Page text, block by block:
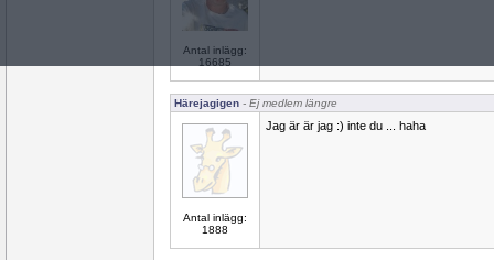
Antal inlägg:
16685
Härejagigen - Ej medlem längre
Antal inlägg:
1888
Jag är är jag :) inte du ... haha